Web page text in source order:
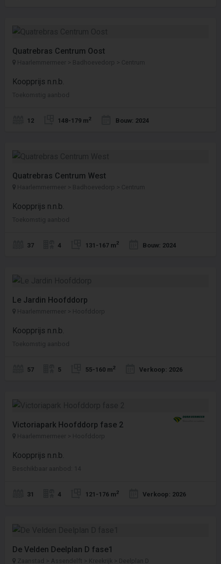
Quatrebras Centrum Oost
Haarlemmermeer > Badhoevedorp > Centrum
Koopprijs n.n.b.
Toekomstig aanbod
12 148-179 m2 Bouw: 2024
Quatrebras Centrum West
Haarlemmermeer > Badhoevedorp > Centrum
Koopprijs n.n.b.
Toekomstig aanbod
37 4 131-167 m2 Bouw: 2024
Le Jardin Hoofddorp
Haarlemmermeer > Hoofddorp
Koopprijs n.n.b.
Toekomstig aanbod
57 5 55-160 m2 Verkoop: 2026
Victoriapark Hoofddorp fase 2
Haarlemmermeer > Hoofddorp
Koopprijs n.n.b.
Beschikbaar aanbod: 14
31 4 121-176 m2 Verkoop: 2026
De Velden Deelplan D fase1
Zaanstad > Assendelft > Kreekrijk > Deelplan D